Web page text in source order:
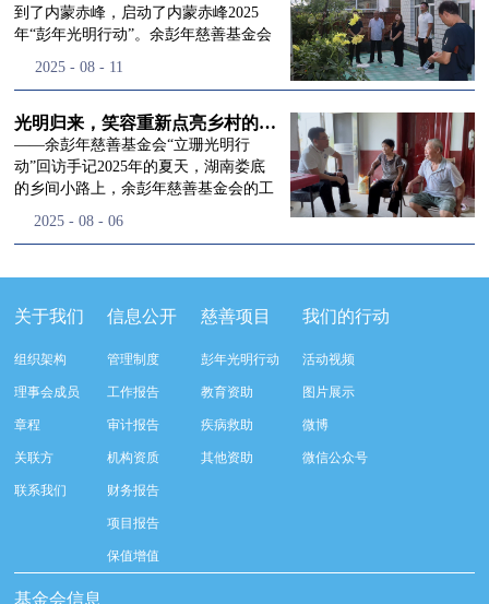
域深耕耕耘的公益历程，充分肯定了第
三届理事会全体成员多年来接续付出的
民、济世利人"的慈善理念所做出的突
流程，完成了新一届治理层的选举任
命，全新的第四届理事会正式组建完
成：选举彭志兵、徐滨、彭新英、李
栋、李玲辉、郭启兴、梅鑫为余彭年慈
余彭年慈善基金会第四届理事会监事。
徐滨先生当选余彭年慈善基金会第四届
先生依次为新一任理事长徐滨先生及秘
新起点上，基金会将始终坚守创立初
心，继续沿着余彭年先生的慈善足迹稳
步前行：一方面将持续巩固已有的品牌
公益项目优势，把帮扶资源更精准地向
索适配新时代公益环境的创新路径，联
动更多社会爱心力量，搭建更透明、更
阔的角落，用实际行动践行"取之于社
会、用之于社会"的公益承诺。未来，
余彭年慈善基金会将在新一届理事会的
带领下，以更饱满的热忱投身公益慈善
耕光明帮扶的坚守，也向长久奔走推进
项目的我们表达了谢意。二十一年时光
市与县域，一趟趟奔赴偏远地区，只为
景，这份认可，也让我们更加笃定前行
的脚步。启动仪式落幕之后，我们没有
即刻返程，联合赤峰市残联的工作人
员、专业医护队伍走入乡间小路，随机
小路弯弯曲曲，两边是繁茂的林木，我
家中。简朴的乡村民居陈设简单，老人
往日家中大大小小的农活，全都压在了
老伴一人肩上。此前季爷爷的左眼早已
彻底失明，卧床的日子里视野一片昏
暗，行动受限再加上双目近乎失明，老
人常常对往后的生活满心忧虑。得益于
去年项目开展的右眼手术，如今他的右
眼重获视力，平日里能够看清手机屏
幕，简单的日常起居也可以自己打理不
少。聊天的时候季爷爷语气满是庆
幸：“本来走路就不利索，要是双眼都
看不见，真的不敢设想往后的日子。现
到了内蒙赤峰，启动了内蒙赤峰2025
年“彭年光明行动”。余彭年慈善基金会
欣以及余彭年慈善基金会志愿者姜颖妍
峰市残联理事长孙德欣对我们“彭年光
明行动”给予了高度的肯定，他表示“彭
年光明行动”不仅仅是帮助白内障患者
恢复光明，最重要的是减轻了患者家庭
事业的生动体现。随后余彭年慈善基金
光明行动”在内蒙的点点滴滴，并希望
覆盖，加强术后随访与科普宣传，同时
仪式后余彭年慈善基金会一行实地探访
了项目实施的一线情况，详细了解了患
流程就诊环节。 探访结束后，我们一行
开始对参与项目的患者进行了随机的回
项目的患者进行了随机的回访。居住在
松山区三道井子村的王奶奶左眼一直视
检查治疗。村里的赵书记在走访过程中
2025 - 08 - 11
光明归来，笑容重新点亮乡村的角落
——余彭年慈善基金会“立珊光明行
动”回访手记2025年的夏天，湖南娄底
的乡间小路上，余彭年慈善基金会的工
着一份特别的牵挂，走进了一个个普通
曾经被白内障困扰的老人，在接受
发生了怎样的变化。“现在能看清菜苗
来到涟源市渡头塘乡洪家村。72岁的曾
爷爷正在自家菜地里忙碌。他曾是村里
见，另一只眼睛的视力也越来越差。以
前，他看不清鱼塘的水位，也分不清菜
术后，眼睛亮堂多了！”老人笑着说。
现在，他能清楚地看到鱼塘里鱼儿游动
杂草。尽管手部有残疾，但他在田埂上
2025 - 08 - 06
关于我们
组织架构
理事会成员
章程
关联方
联系我们
信息公开
管理制度
工作报告
审计报告
机构资质
财务报告
项目报告
保值增值
慈善项目
彭年光明行动
教育资助
疾病救助
其他资助
我们的行动
活动视频
图片展示
微博
微信公众号
基金会信息